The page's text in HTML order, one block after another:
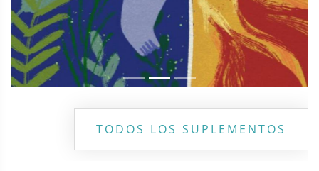
TODOS LOS SUPLEMENTOS